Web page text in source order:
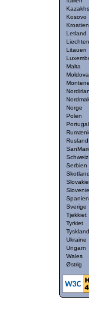
Kosovo
Kroatien
Letland
Litauen
Malta
Moldova
Norge
Polen
Portugal
Rusland
Schweiz
Serbien
Skotland
Spanien
Sverige
Tjekkiet
Tyrkiet
Tyskland
Ukraine
Ungarn
Wales
Østrig